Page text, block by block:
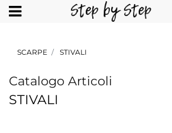
Open
SCARPE STIVALI
Catalogo Articoli
STIVALI